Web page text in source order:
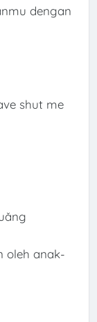
dengan
shut me
oleh anak-